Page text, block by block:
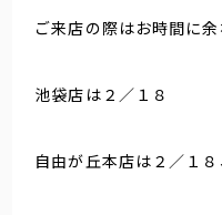
ご来店の際はお時間に
池袋店は２／１８
自由が丘本店は２／１